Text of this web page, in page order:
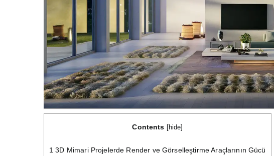
Contents [hide]
1 3D Mimari Projelerde Render ve Görselleştirme Araçlarının Gücü